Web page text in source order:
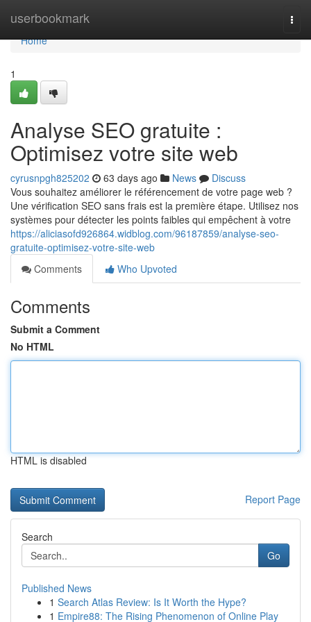
userbookmark
Home
Home
1
Analyse SEO gratuite :
Optimisez votre site web
cyrusnpgh825202 63 days ago News
Discuss
Vous souhaitez améliorer le référencement de votre page web ?
Une vérification SEO sans frais est la première étape. Utilisez nos
systèmes pour détecter les points faibles qui empêchent à votre
https://aliciasofd926864.widblog.com/96187859/analyse-seo-
gratuite-optimisez-votre-site-web
Comments
Who Upvoted
Comments
Submit a Comment
No HTML
HTML is disabled
Report Page
Search
Go
Published News
1 Search Atlas Review: Is It Worth the Hype?
1 Empire88: The Rising Phenomenon of Online Play